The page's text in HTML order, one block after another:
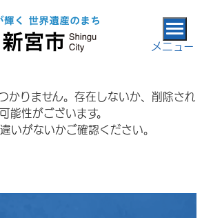
メニュー
かりません。存在しないか、削除され
能性がございます。
いがないかご確認ください。